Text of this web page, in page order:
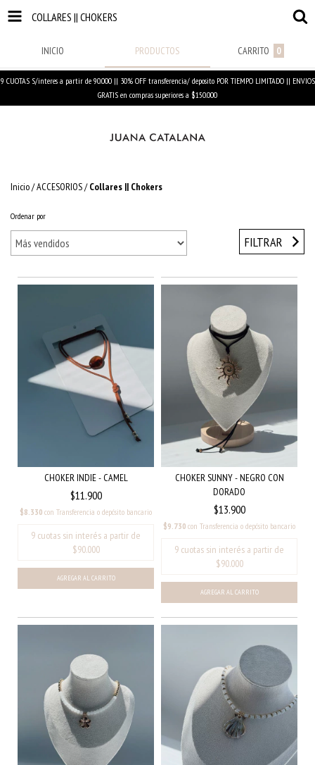
COLLARES || CHOKERS
INICIO PRODUCTOS CARRITO 0
9 CUOTAS S/interes a partir de 90.000 || 30% OFF transferencia/ deposito POR TIEMPO LIMITADO || ENVIOS
GRATIS en compras superiores a $150.000
Inicio/ACCESORIOS/ Collares || Chokers
Ordenar por
FILTRAR
CHOKER INDIE - CAMEL
$11.900
$8.330 con Transferencia o depósito bancario
CHOKER SUNNY - NEGRO CON
DORADO
$13.900
$9.730 con Transferencia o depósito bancario